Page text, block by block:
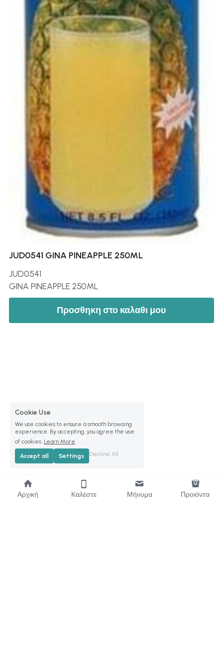
JUD0541 GINA PINEAPPLE 250ML
JUD0541
GINA PINEAPPLE 250ML
Προσθηκη στο καλαθι μου
Αρχική Καλέστε Μήνυμα Προιόντα
Cookie Use
We use cookies to ensure a smooth browsing
experience. By accepting, you agree the use
of cookies. Learn More
Accept all Settings Decline All